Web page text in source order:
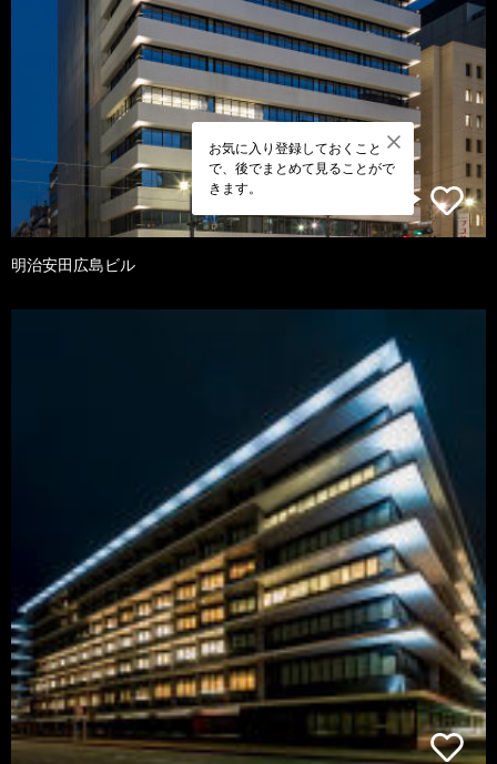
お気に入り登録しておくこと
で、後でまとめて見ることがで
きます。
明治安田広島ビル